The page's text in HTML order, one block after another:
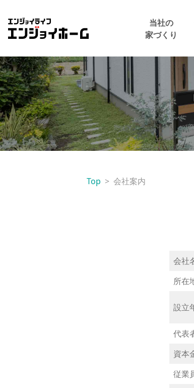
エンジョイホーム
当社の
家づくり
Top 会社案内
会社
所在
設立
代表
資本
従業